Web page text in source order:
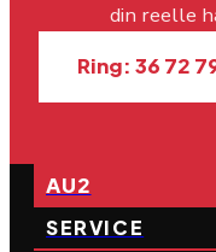
din reelle
Ring: 36 72
AU2
SERVICE